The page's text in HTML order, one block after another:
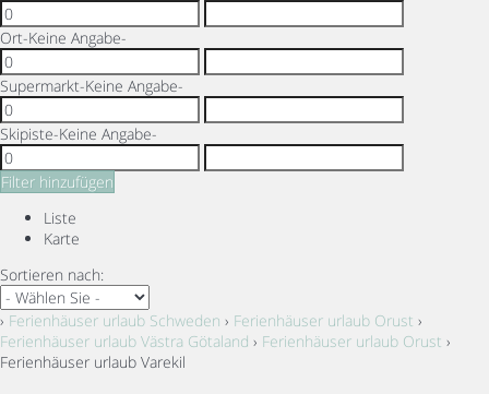
Ort-Keine Angabe-
Supermarkt-Keine Angabe-
Skipiste-Keine Angabe-
Filter hinzufügen
Liste
Karte
Sortieren nach:
› Ferienhäuser urlaub Schweden › Ferienhäuser urlaub Orust ›
Ferienhäuser urlaub Västra Götaland › Ferienhäuser urlaub Orust ›
Ferienhäuser urlaub Varekil